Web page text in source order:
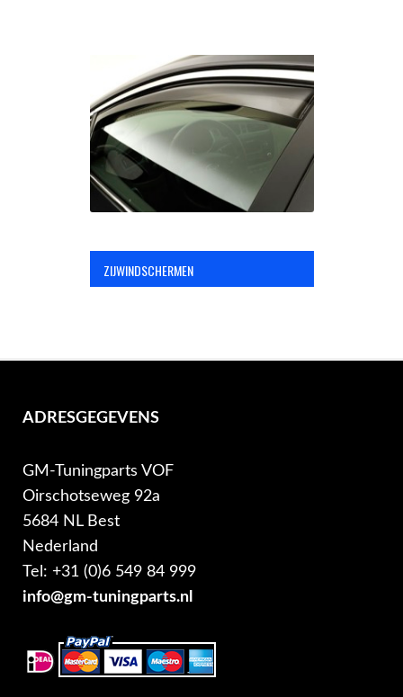
ZIJWINDSCHERMEN
ADRESGEGEVENS
GM-Tuningparts VOF
Oirschotseweg 92a
5684 NL Best
Nederland
Tel: +31 (0)6 549 84 999
info@gm-tuningparts.nl